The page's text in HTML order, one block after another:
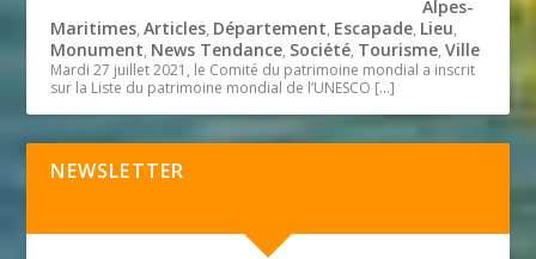
Alpes-
Maritimes,Articles, Département, Escapade, Lieu,
Monument, News Tendance, Société, Tourisme,Ville
Mardi 27 juillet 2021, le Comité du patrimoine mondial a inscrit
sur la Liste du patrimoine mondial de l’UNESCO […]
NEWSLETTER